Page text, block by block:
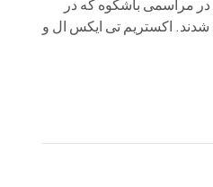
مراسمی باشکوه که در
اکستریم تی ایکس ال و